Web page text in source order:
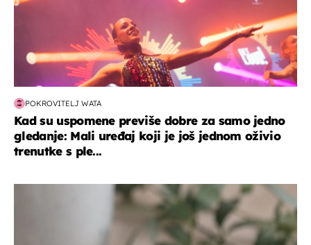
POKROVITELJ WATA
Kad su uspomene previše dobre za samo jedno
gledanje: Mali uređaj koji je još jednom oživio
trenutke s ple...